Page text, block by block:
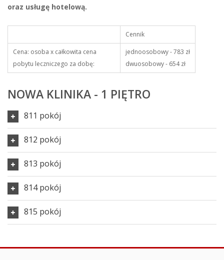
oraz usługę hotelową.
Cennik
Cena: osoba x całkowita cena
pobytu leczniczego za dobę:
jednoosobowy - 783 zł
dwuosobowy - 654 zł
NOWA KLINIKA - 1 PIĘTRO
811 pokój
812 pokój
813 pokój
814 pokój
815 pokój